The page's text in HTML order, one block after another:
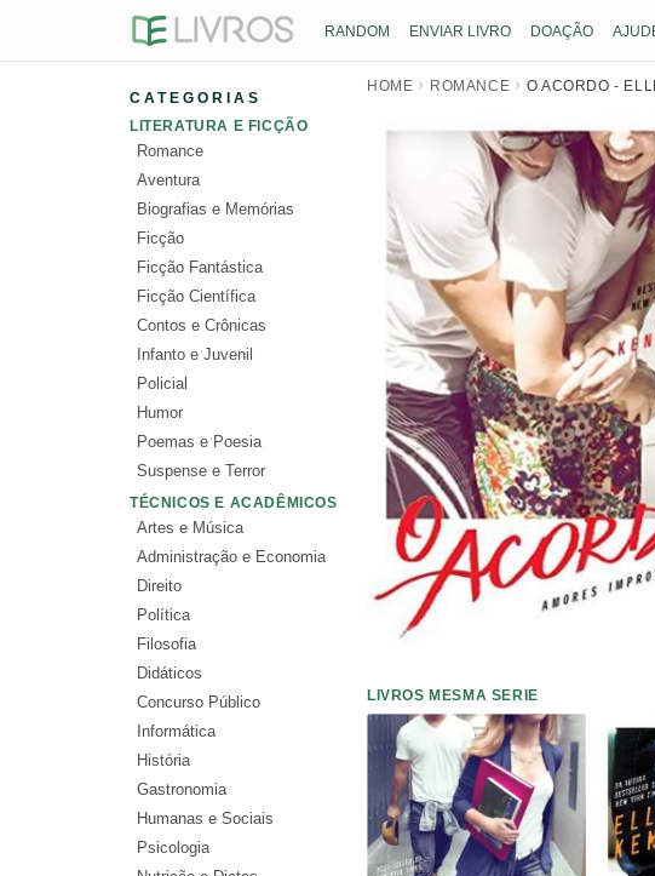
RANDOM ENVIAR LIVRO DOAÇÃO
CATEGORIAS
LITERATURA E FICÇÃO
Romance
Aventura
Biografias e Memórias
Ficção
Ficção Fantástica
Ficção Científica
Contos e Crônicas
Infanto e Juvenil
Policial
Humor
Poemas e Poesia
Suspense e Terror
TÉCNICOS E ACADÊMICOS
Artes e Música
Administração e Economia
Direito
Política
Filosofia
Didáticos
Concurso Público
Informática
História
Gastronomia
Humanas e Sociais
Psicologia
HOME ROMANCE O ACORDO -
LIVROS MESMA SERIE